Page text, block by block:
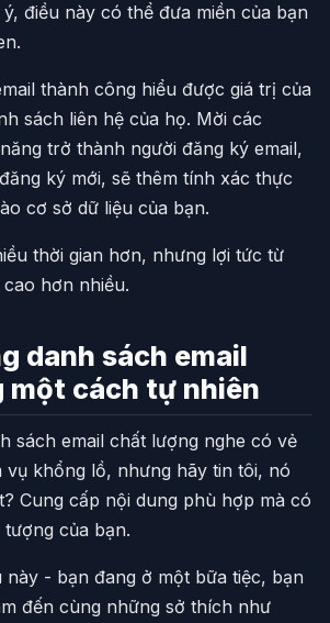
điều này có thể đưa miền của bạn
thành công hiểu được giá trị của
sách liên hệ của họ. Mời các
trở thành người đăng ký email,
ký mới, sẽ thêm tính xác thực
cơ sở dữ liệu của bạn.
thời gian hơn, nhưng lợi tức từ
hơn nhiều.
danh sách email
một cách tự nhiên
sách email chất lượng nghe có vẻ
vụ khổng lồ, nhưng hãy tin tôi, nó
Cung cấp nội dung phù hợp mà có
của bạn.
này - bạn đang ở một bữa tiệc, bạn
đến cùng những sở thích như